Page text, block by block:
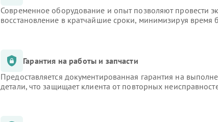
Современное оборудование и опыт позволяют провести
восстановление в кратчайшие сроки, минимизируя время
Гарантия на работы и запчасти
Предоставляется документированная гарантия на
детали, что защищает клиента от повторных